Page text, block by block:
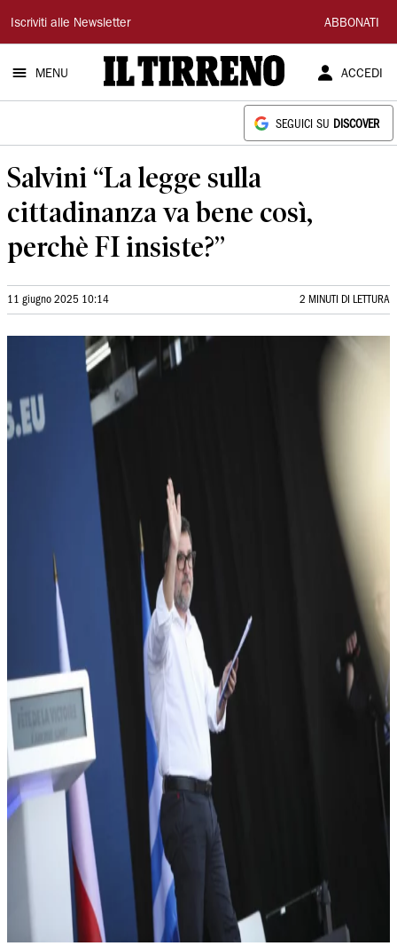
Il
Tirreno
Iscriviti alle Newsletter ABBONATI
MENU ACCEDI
SEGUICI SU DISCOVER
Salvini “La legge sulla
cittadinanza va bene così,
perchè FI insiste?”
11 giugno 2025 10:14 2 MINUTI DI LETTURA